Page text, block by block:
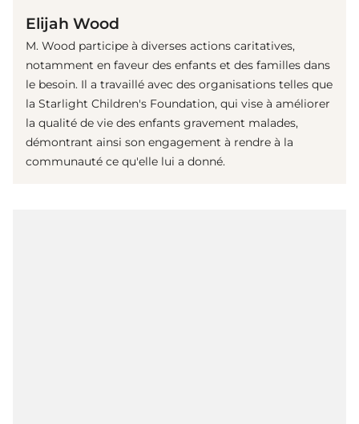
Elijah Wood
M. Wood participe à diverses actions caritatives,
notamment en faveur des enfants et des familles dans
le besoin. Il a travaillé avec des organisations telles que
la Starlight Children's Foundation, qui vise à améliorer
la qualité de vie des enfants gravement malades,
démontrant ainsi son engagement à rendre à la
communauté ce qu'elle lui a donné.